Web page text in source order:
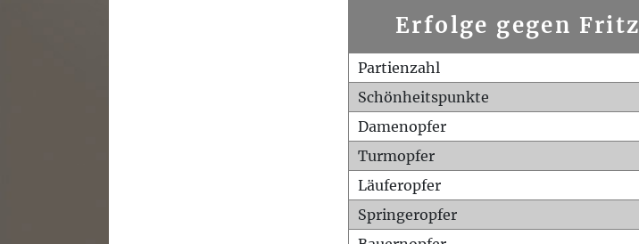
Erfolge gegen Fritz
Partienzahl
Schönheitspunkte
Damenopfer
Turmopfer
Läuferopfer
Springeropfer